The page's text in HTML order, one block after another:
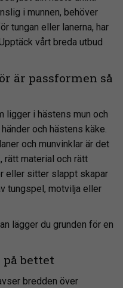
i munnen, behöver
tungan eller lanerna, har
vårt breda utbud
är passformen så
ligger i hästens mun och
och hästens käke.
och munvinklar är det
rätt material och rätt
eller sitter slappt skapar
tungspel, motvilja eller
lägger du grunden för en
bettet
bredden över